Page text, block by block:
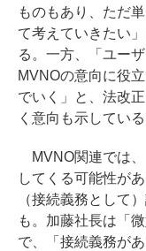
ものもあり、ただ
て考えていきたい
る。一方、「ユー
MVNOの意向に役
でいく」と、法改
く意向も示している
MVNO関連では、
してくる可能性が
（接続義務として
も。加藤社長は「
で、「接続義務が